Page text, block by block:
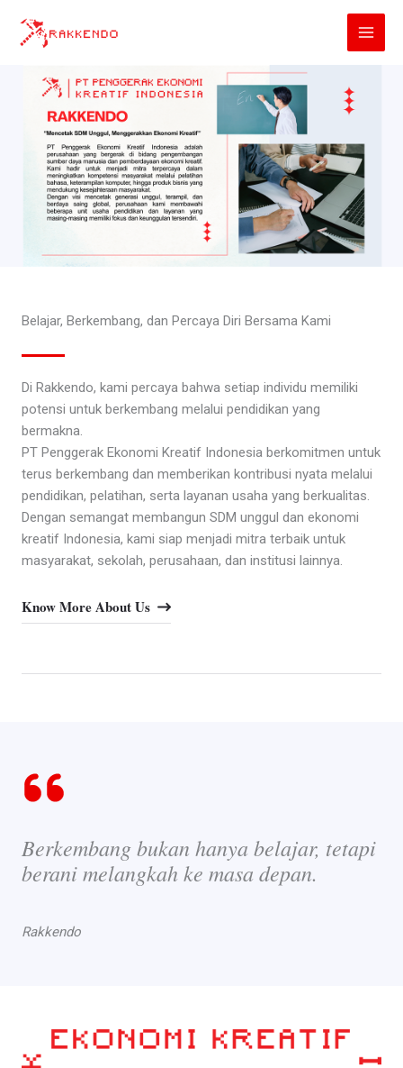
Belajar, Berkembang, dan Percaya Diri Bersama Kami
Di Rakkendo, kami percaya bahwa setiap individu memiliki
potensi untuk berkembang melalui pendidikan yang
bermakna.
PT Penggerak Ekonomi Kreatif Indonesia berkomitmen untuk
terus berkembang dan memberikan kontribusi nyata melalui
pendidikan, pelatihan, serta layanan usaha yang berkualitas.
Dengan semangat membangun SDM unggul dan ekonomi
kreatif Indonesia, kami siap menjadi mitra terbaik untuk
masyarakat, sekolah, perusahaan, dan institusi lainnya.
Know More About Us
Berkembang bukan hanya belajar, tetapi
berani melangkah ke masa depan.
Rakkendo